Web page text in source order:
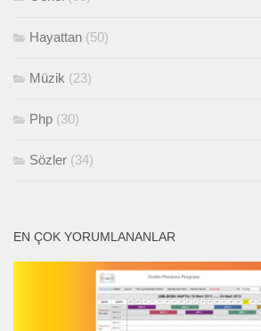
Hayattan (50)
Müzik (23)
Php (30)
Sözler (34)
EN ÇOK YORUMLANANLAR